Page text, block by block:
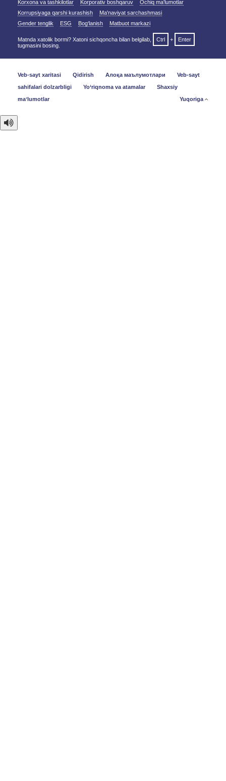
Korxona va tashkilotlar
Korporativ boshqaruv
Ochiq ma'lumotlar
Korrupsiyaga qarshi kurashish
Ma'naviyat sarchashmasi
Gender tenglik
ESG Bog‘lanish Matbuot markazi
Matnda xatolik bormi? Xatoni sichqoncha bilan belgilab, Ctrl +
Enter
tugmasini bosing.
Veb-sayt xaritasi Qidirish Алоқа маълумотлари
Veb-sayt
sahifalari dolzarbligi
Yo‘riqnoma va atamalar
Shaxsiy
maʼlumotlar
Yuqoriga